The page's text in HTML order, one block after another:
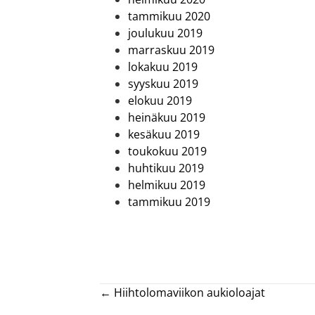
tammikuu 2020
joulukuu 2019
marraskuu 2019
lokakuu 2019
syyskuu 2019
elokuu 2019
heinäkuu 2019
kesäkuu 2019
toukokuu 2019
huhtikuu 2019
helmikuu 2019
tammikuu 2019
Posts
← Hiihtolomaviikon aukioloajat